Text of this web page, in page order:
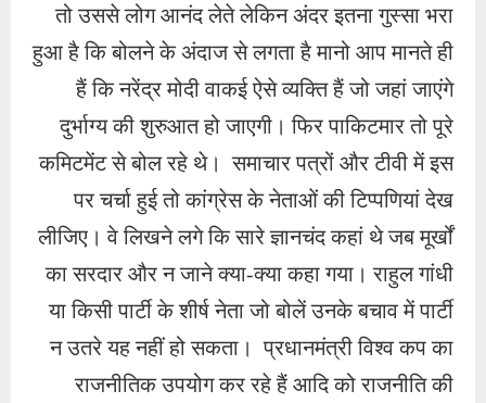
तो उससे लोग आनंद लेते लेकिन अंदर इतना गुस्सा भरा
हुआ है कि बोलने के अंदाज से लगता है मानो आप मानते ही
हैं कि नरेंद्र मोदी वाकई ऐसे व्यक्ति हैं जो जहां जाएंगे
दुर्भाग्य की शुरुआत हो जाएगी। फिर पाकिटमार तो पूरे
कमिटमेंट से बोल रहे थे। समाचार पत्रों और टीवी में इस
पर चर्चा हुई तो कांग्रेस के नेताओं की टिप्पणियां देख
लीजिए। वे लिखने लगे कि सारे ज्ञानचंद कहां थे जब मूर्खों
का सरदार और न जाने क्या-क्या कहा गया। राहुल गांधी
या किसी पार्टी के शीर्ष नेता जो बोलें उनके बचाव में पार्टी
न उतरे यह नहीं हो सकता। प्रधानमंत्री विश्व कप का
राजनीतिक उपयोग कर रहे हैं आदि को राजनीति की